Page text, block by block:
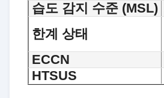
습도 감지 수준 (MSL)
한계 상태
ECCN
HTSUS